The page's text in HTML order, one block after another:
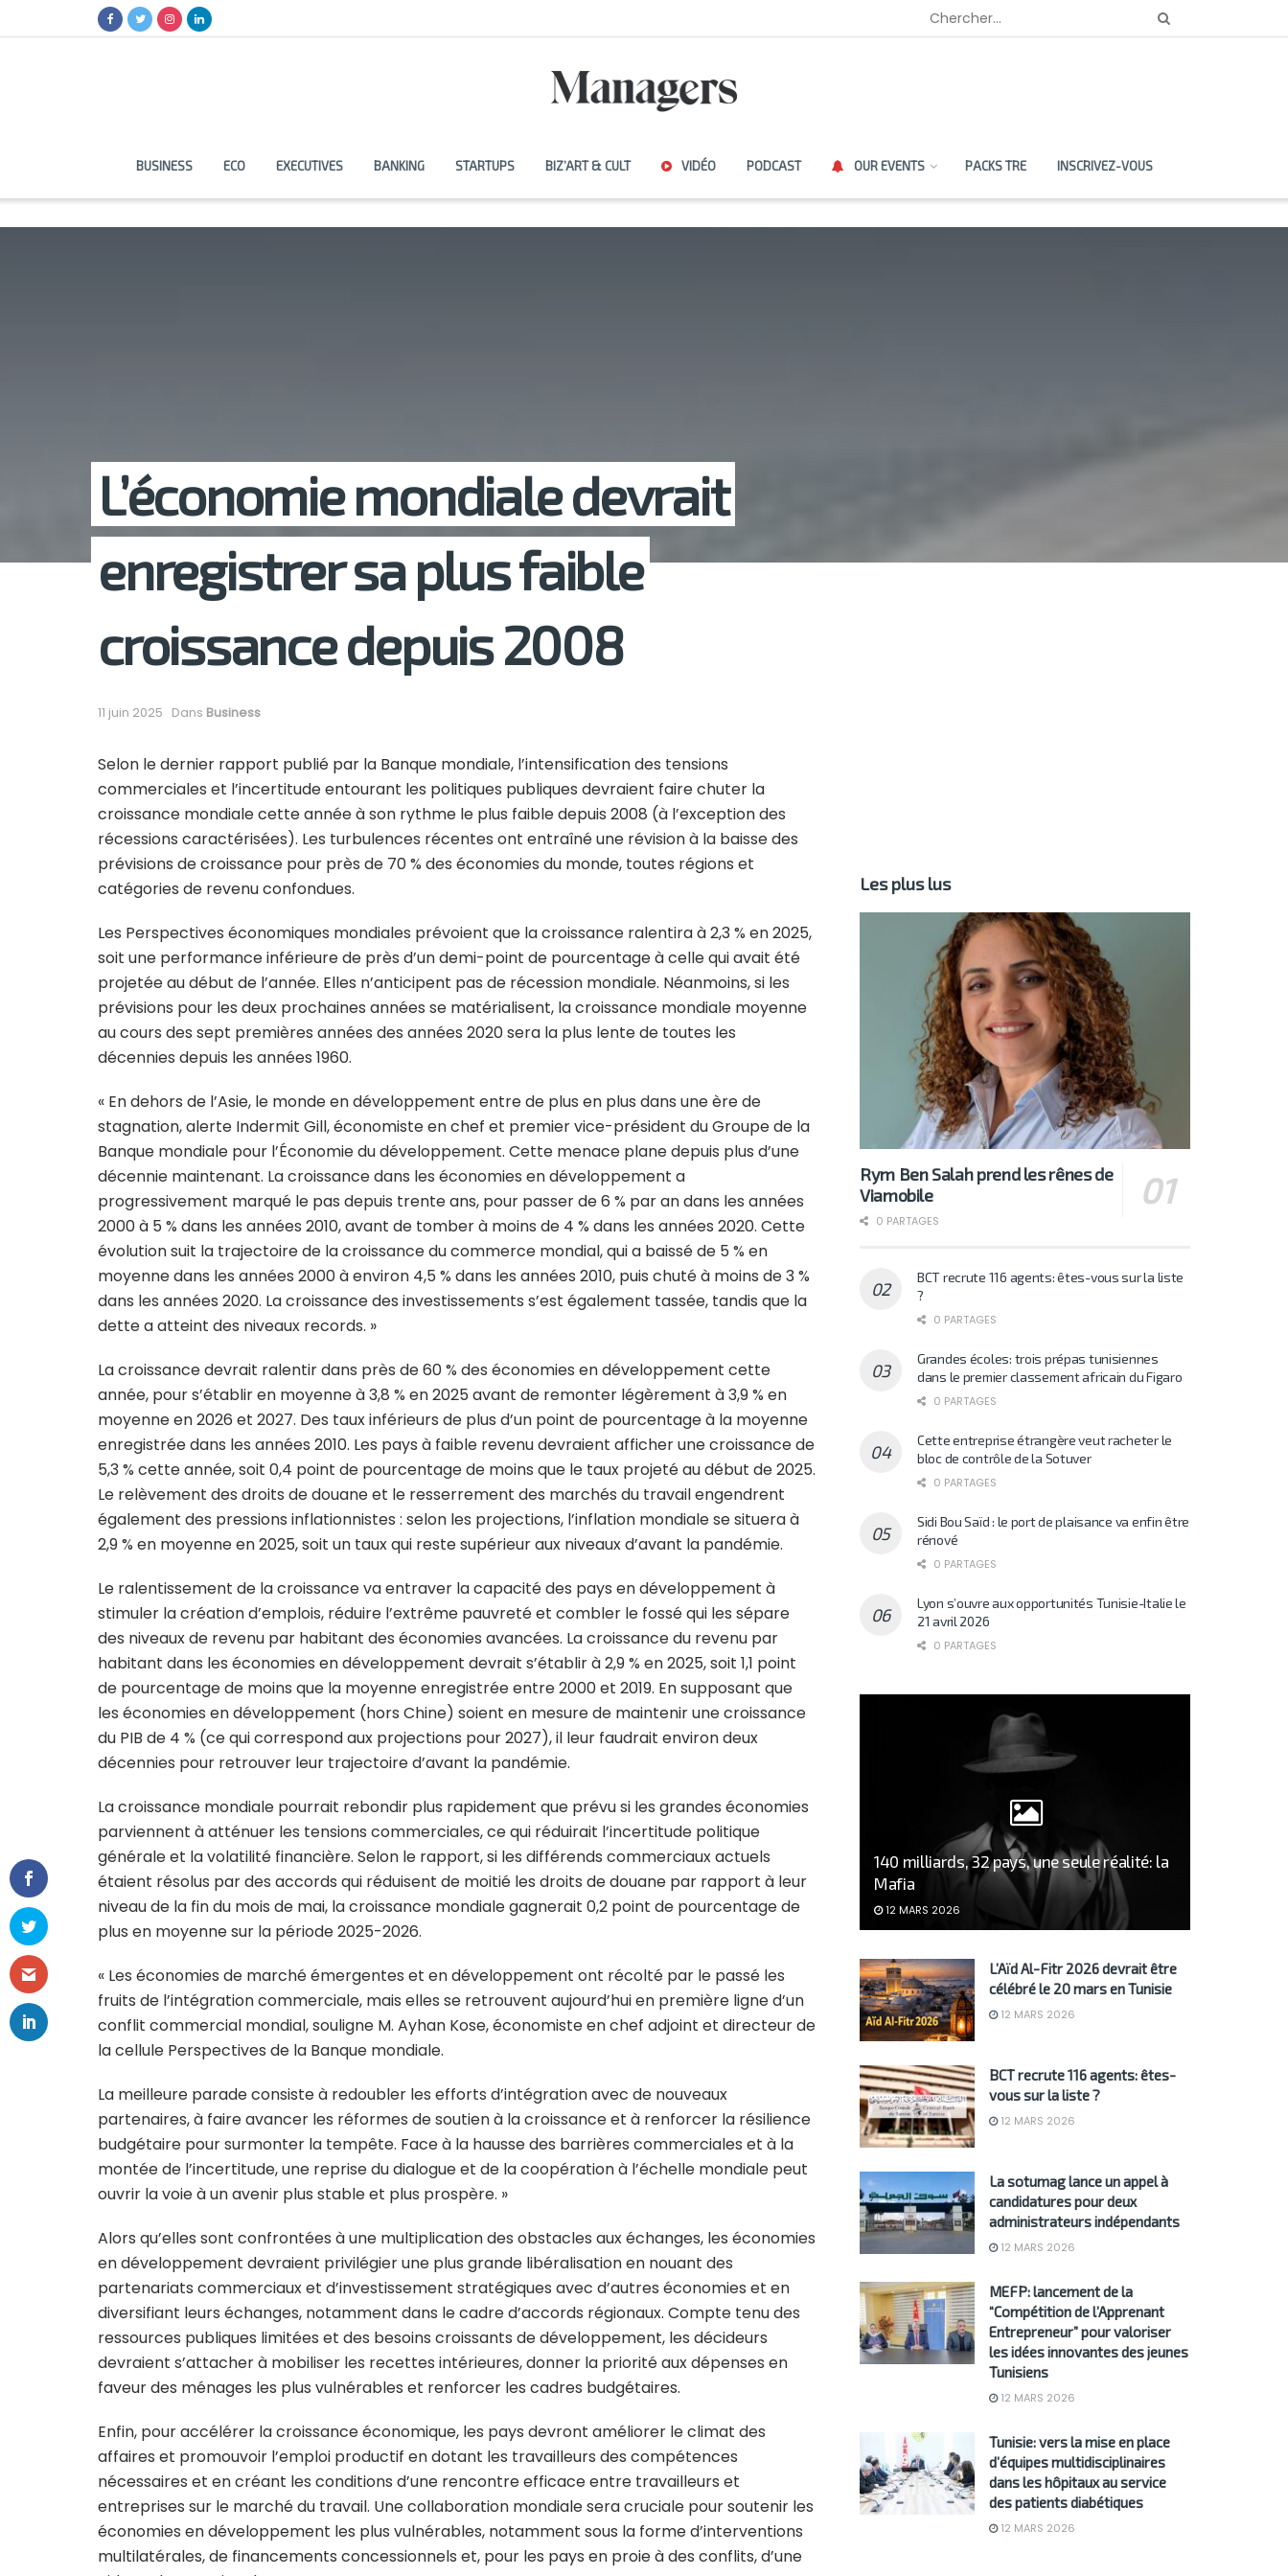
BUSINESS ECO EXECUTIVES BANKING STARTUPS BIZ’ART & CULT VIDÉO PODCAST OUR EVENTS PACKS TRE INSCRIVEZ-VOUS
L’économie mondiale devrait
enregistrer sa plus faible
croissance depuis 2008
11 juin 2025 Dans Business
Selon le dernier rapport publié par la Banque mondiale, l’intensification des tensions
commerciales et l’incertitude entourant les politiques publiques devraient faire chuter la
croissance mondiale cette année à son rythme le plus faible depuis 2008 (à l’exception des
récessions caractérisées). Les turbulences récentes ont entraîné une révision à la baisse des
prévisions de croissance pour près de 70 % des économies du monde, toutes régions et
catégories de revenu confondues.
Les Perspectives économiques mondiales prévoient que la croissance ralentira à 2,3 % en 2025,
soit une performance inférieure de près d’un demi-point de pourcentage à celle qui avait été
projetée au début de l’année. Elles n’anticipent pas de récession mondiale. Néanmoins, si les
prévisions pour les deux prochaines années se matérialisent, la croissance mondiale moyenne
au cours des sept premières années des années 2020 sera la plus lente de toutes les
décennies depuis les années 1960.
« En dehors de l’Asie, le monde en développement entre de plus en plus dans une ère de
stagnation, alerte Indermit Gill, économiste en chef et premier vice-président du Groupe de la
Banque mondiale pour l’Économie du développement. Cette menace plane depuis plus d’une
décennie maintenant. La croissance dans les économies en développement a
progressivement marqué le pas depuis trente ans, pour passer de 6 % par an dans les années
2000 à 5 % dans les années 2010, avant de tomber à moins de 4 % dans les années 2020. Cette
évolution suit la trajectoire de la croissance du commerce mondial, qui a baissé de 5 % en
moyenne dans les années 2000 à environ 4,5 % dans les années 2010, puis chuté à moins de 3 %
dans les années 2020. La croissance des investissements s’est également tassée, tandis que la
dette a atteint des niveaux records. »
La croissance devrait ralentir dans près de 60 % des économies en développement cette
année, pour s’établir en moyenne à 3,8 % en 2025 avant de remonter légèrement à 3,9 % en
moyenne en 2026 et 2027. Des taux inférieurs de plus d’un point de pourcentage à la moyenne
enregistrée dans les années 2010. Les pays à faible revenu devraient afficher une croissance de
5,3 % cette année, soit 0,4 point de pourcentage de moins que le taux projeté au début de 2025.
Le relèvement des droits de douane et le resserrement des marchés du travail engendrent
également des pressions inflationnistes : selon les projections, l’inflation mondiale se situera à
2,9 % en moyenne en 2025, soit un taux qui reste supérieur aux niveaux d’avant la pandémie.
Le ralentissement de la croissance va entraver la capacité des pays en développement à
stimuler la création d’emplois, réduire l’extrême pauvreté et combler le fossé qui les sépare
des niveaux de revenu par habitant des économies avancées. La croissance du revenu par
habitant dans les économies en développement devrait s’établir à 2,9 % en 2025, soit 1,1 point
de pourcentage de moins que la moyenne enregistrée entre 2000 et 2019. En supposant que
les économies en développement (hors Chine) soient en mesure de maintenir une croissance
du PIB de 4 % (ce qui correspond aux projections pour 2027), il leur faudrait environ deux
décennies pour retrouver leur trajectoire d’avant la pandémie.
La croissance mondiale pourrait rebondir plus rapidement que prévu si les grandes économies
parviennent à atténuer les tensions commerciales, ce qui réduirait l’incertitude politique
générale et la volatilité financière. Selon le rapport, si les différends commerciaux actuels
étaient résolus par des accords qui réduisent de moitié les droits de douane par rapport à leur
niveau de la fin du mois de mai, la croissance mondiale gagnerait 0,2 point de pourcentage de
plus en moyenne sur la période 2025-2026.
« Les économies de marché émergentes et en développement ont récolté par le passé les
fruits de l’intégration commerciale, mais elles se retrouvent aujourd’hui en première ligne d’un
conflit commercial mondial, souligne M. Ayhan Kose, économiste en chef adjoint et directeur de
la cellule Perspectives de la Banque mondiale.
La meilleure parade consiste à redoubler les efforts d’intégration avec de nouveaux
partenaires, à faire avancer les réformes de soutien à la croissance et à renforcer la résilience
budgétaire pour surmonter la tempête. Face à la hausse des barrières commerciales et à la
montée de l’incertitude, une reprise du dialogue et de la coopération à l’échelle mondiale peut
ouvrir la voie à un avenir plus stable et plus prospère. »
Alors qu’elles sont confrontées à une multiplication des obstacles aux échanges, les économies
en développement devraient privilégier une plus grande libéralisation en nouant des
partenariats commerciaux et d’investissement stratégiques avec d’autres économies et en
diversifiant leurs échanges, notamment dans le cadre d’accords régionaux. Compte tenu des
ressources publiques limitées et des besoins croissants de développement, les décideurs
devraient s’attacher à mobiliser les recettes intérieures, donner la priorité aux dépenses en
faveur des ménages les plus vulnérables et renforcer les cadres budgétaires.
Enfin, pour accélérer la croissance économique, les pays devront améliorer le climat des
affaires et promouvoir l’emploi productif en dotant les travailleurs des compétences
nécessaires et en créant les conditions d’une rencontre efficace entre travailleurs et
entreprises sur le marché du travail. Une collaboration mondiale sera cruciale pour soutenir les
économies en développement les plus vulnérables, notamment sous la forme d’interventions
multilatérales, de financements concessionnels et, pour les pays en proie à des conflits, d’une
Les plus lus
Rym Ben Salah prend les rênes de
Viamobile
0 PARTAGES
BCT recrute 116 agents: êtes-vous sur la liste
?
0 PARTAGES
Grandes écoles: trois prépas tunisiennes
dans le premier classement africain du Figaro
0 PARTAGES
Cette entreprise étrangère veut racheter le
bloc de contrôle de la Sotuver
0 PARTAGES
Sidi Bou Saïd : le port de plaisance va enfin être
rénové
0 PARTAGES
Lyon s’ouvre aux opportunités Tunisie-Italie le
21 avril 2026
0 PARTAGES
140 milliards, 32 pays, une seule réalité: la
Mafia
12 MARS 2026
L’Aïd Al-Fitr 2026 devrait être
célébré le 20 mars en Tunisie
12 MARS 2026
BCT recrute 116 agents: êtes-
vous sur la liste ?
12 MARS 2026
La sotumag lance un appel à
candidatures pour deux
administrateurs indépendants
12 MARS 2026
MEFP: lancement de la
“Compétition de l’Apprenant
Entrepreneur” pour valoriser
les idées innovantes des jeunes
Tunisiens
12 MARS 2026
Tunisie: vers la mise en place
d’équipes multidisciplinaires
dans les hôpitaux au service
des patients diabétiques
12 MARS 2026